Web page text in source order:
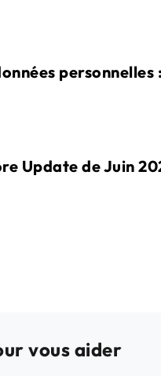
personnelles
Update de Juin
vous aider